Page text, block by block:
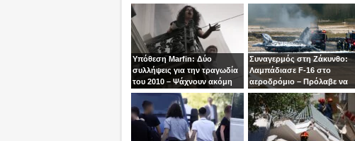
Υπόθεση Marfin: Δύο
συλλήψεις για την τραγωδία
του 2010 – Ψάχνουν ακόμη
μία γυναίκα
Συναγερμός στη Ζάκυνθο:
Λαμπάδιασε F-16 στο
αεροδρόμιο – Πρόλαβε να
βγει την τελευταία στιγμή ο
χειριστής